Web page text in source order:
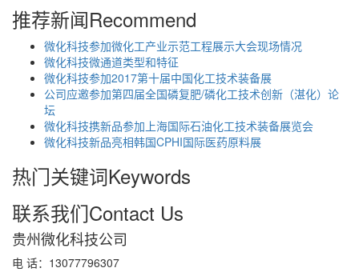
推荐新闻Recommend
微化科技参加微化工产业示范工程展示大会现场情况
微化科技微通道类型和特征
微化科技参加2017第十届中国化工技术装备展
公司应邀参加第四届全国磷复肥/磷化工技术创新（湛化）论
坛
微化科技携新品参加上海国际石油化工技术装备展览会
微化科技新品亮相韩国CPHI国际医药原料展
热门关键词Keywords
联系我们Contact Us
贵州微化科技公司
电 话：13077796307